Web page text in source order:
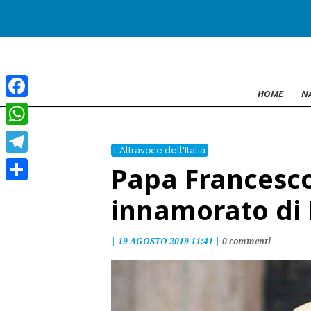
HOME
L'Altravoce dell'Italia
Papa
innamorato di
| 19 AGOSTO 2019 11:41 | 0 commenti
Facebook
WhatsApp
Telegram